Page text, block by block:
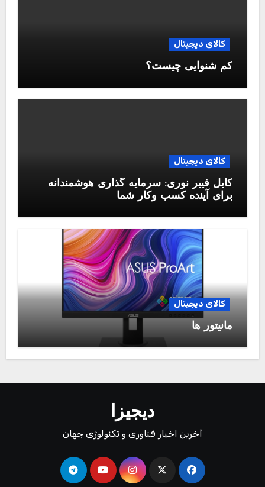
کالای دیجیتال
کم شنوایی چیست؟
کالای دیجیتال
کابل فیبر نوری: سرمایه گذاری هوشمندانه
برای آینده کسب وکار شما
کالای دیجیتال
مانیتور ها
دیجیزا
آخرین اخبار فناوری و تکنولوژی جهان